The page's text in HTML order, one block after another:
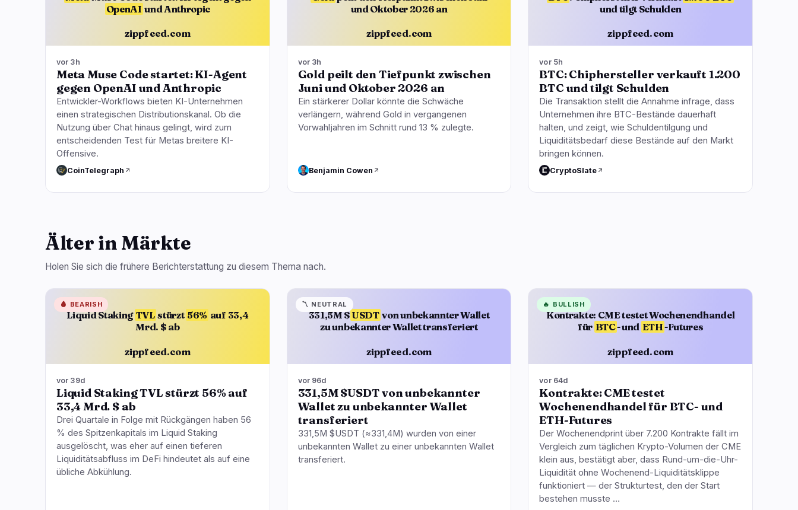
OpenAI und Anthropic
zippfeed.com
vor 3h
Meta Muse Code startet: KI-Agent
gegen OpenAI und Anthropic
Entwickler-Workflows bieten KI-Unternehmen
einen strategischen Distributionskanal. Ob die
Nutzung über Chat hinaus gelingt, wird zum
entscheidenden Test für Metas breitere KI-
Offensive.
CoinTelegraph
und Oktober 2026 an
zippfeed.com
vor 3h
Gold peilt den Tiefpunkt zwischen
Juni und Oktober 2026 an
Ein stärkerer Dollar könnte die Schwäche
verlängern, während Gold in vergangenen
Vorwahljahren im Schnitt rund 13 % zulegte.
Benjamin Cowen
und tilgt Schulden
zippfeed.com
vor 5h
BTC: Chiphersteller verkauft 1.200
BTC und tilgt Schulden
Die Transaktion stellt die Annahme infrage, dass
Unternehmen ihre BTC-Bestände dauerhaft
halten, und zeigt, wie Schuldentilgung und
Liquiditätsbedarf diese Bestände auf den Markt
bringen können.
CryptoSlate
Älter in Märkte
Holen Sie sich die frühere Berichterstattung zu diesem Thema nach.
Liquid Staking TVL stürzt 56% auf 33,4
Mrd. $ ab
zippfeed.com
🩸 BEARISH
vor 39d
Liquid Staking TVL stürzt 56% auf
33,4 Mrd. $ ab
Drei Quartale in Folge mit Rückgängen haben 56
% des Spitzenkapitals im Liquid Staking
ausgelöscht, was eher auf einen tieferen
Liquiditätsabfluss im DeFi hindeutet als auf eine
übliche Abkühlung.
331,5M $USDT von unbekannter Wallet
zu unbekannter Wallet transferiert
zippfeed.com
〽️ NEUTRAL
vor 96d
331,5M $USDT von unbekannter
Wallet zu unbekannter Wallet
transferiert
331,5M $USDT (≈331,4M) wurden von einer
unbekannten Wallet zu einer unbekannten Wallet
transferiert.
Kontrakte: CME testet Wochenendhandel
für BTC- und ETH-Futures
zippfeed.com
🔥 BULLISH
vor 64d
Kontrakte: CME testet
Wochenendhandel für BTC- und
ETH-Futures
Der Wochenendprint über 7.200 Kontrakte fällt im
Vergleich zum täglichen Krypto-Volumen der CME
klein aus, bestätigt aber, dass Rund-um-die-Uhr-
Liquidität ohne Wochenend-Liquiditätsklippe
funktioniert — der Strukturtest, den der Start
bestehen musste …